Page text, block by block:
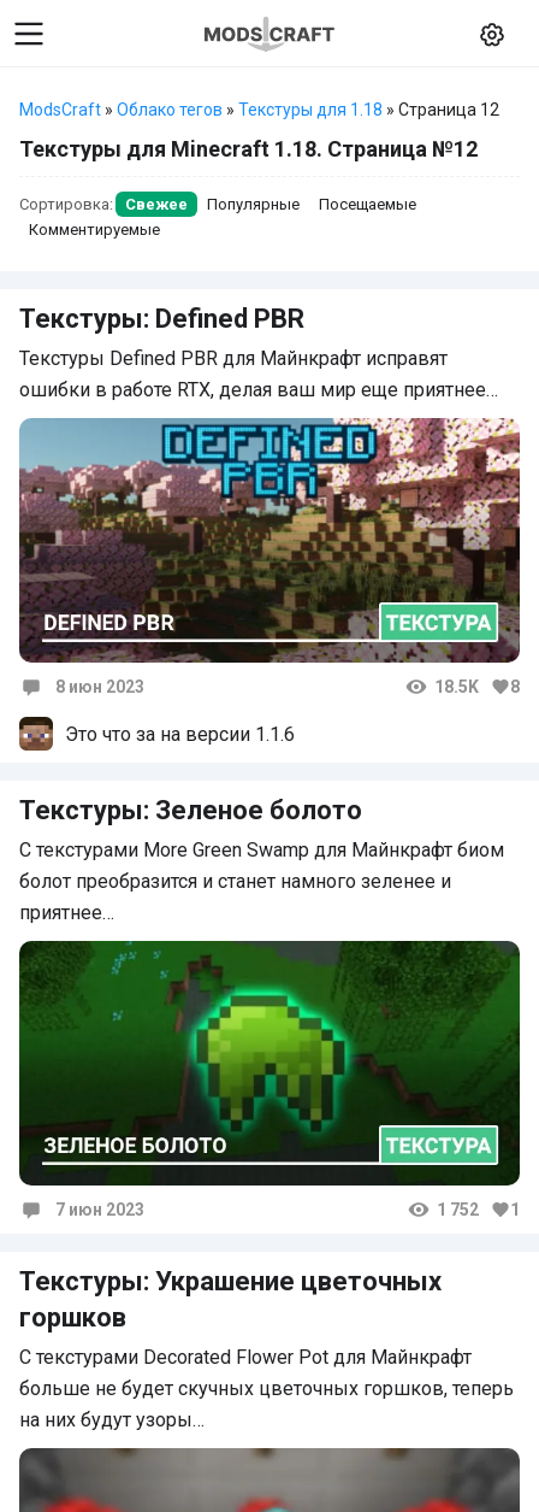
ModsCraft » Облако тегов » Текстуры для 1.18 » Страница 12
Текстуры для Minecraft 1.18. Страница №12
Сортировка: Свежее Популярные
Посещаемые
Комментируемые
Текстуры: Defined PBR
Текстуры Defined PBR для Майнкрафт исправят
ошибки в работе RTX, делая ваш мир еще приятнее…
8 июн 2023 18.5K 8
Это что за на версии 1.1.6
Текстуры: Зеленое болото
С текстурами More Green Swamp для Майнкрафт биом
болот преобразится и станет намного зеленее и
приятнее…
7 июн 2023 1 752 1
Текстуры: Украшение цветочных
горшков
С текстурами Decorated Flower Pot для Майнкрафт
больше не будет скучных цветочных горшков, теперь
на них будут узоры…